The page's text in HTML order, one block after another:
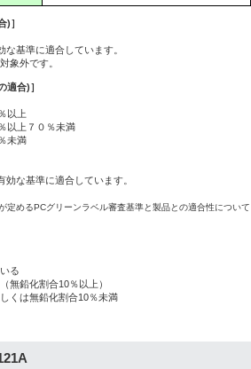
)］
基準に適合しています。
象外です。
適合)］
以上
上７０％未満
未満
基準に適合しています。
めるPCグリーンラベル審査基準と製品との適合性について
る
無鉛化割合10％以上）
くは無鉛化割合10％未満